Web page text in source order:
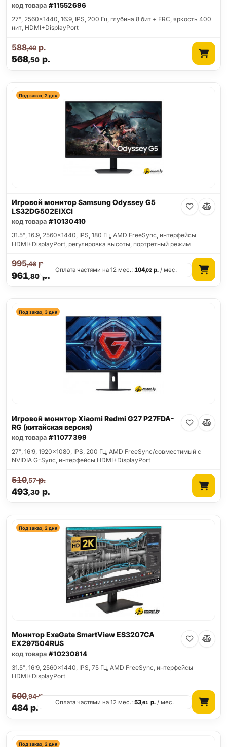
код товара #11552696
27", 2560x1440, 16:9, IPS, 200 Гц, глубина 8 бит + FRC, яркость 400
нит, HDMI+DisplayPort
568,50р.
588,40р.
Под заказ, 2 дня
Игровой монитор Samsung Odyssey G5
LS32DG502EIXCI
код товара #10130410
31.5", 16:9, 2560x1440, IPS, 180 Гц, AMD FreeSync, интерфейсы
HDMI+DisplayPort, регулировка высоты, портретный режим
961,80р.
995,46р.
Оплата частями на 12 мес.: 104,02р./ мес.
Под заказ, 3 дня
Игровой монитор Xiaomi Redmi G27 P27FDA-
RG (китайская версия)
код товара #11077399
27", 16:9, 1920x1080, IPS, 200 Гц, AMD FreeSync/совместимый с
NVIDIA G-Sync, интерфейсы HDMI+DisplayPort
493,30р.
510,57р.
Под заказ, 2 дня
Монитор ExeGate SmartView ES3207CA
EX297504RUS
код товара #10230814
31.5", 16:9, 2560x1440, IPS, 75 Гц, AMD FreeSync, интерфейсы
HDMI+DisplayPort
484р.
500,94р.
Оплата частями на 12 мес.:53,61 р./ мес.
Под заказ, 2 дня